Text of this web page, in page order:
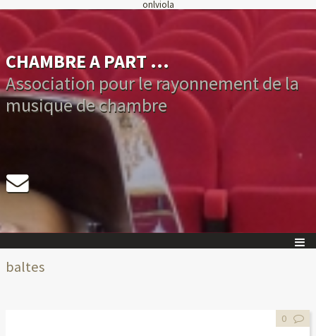
onlviola
CHAMBRE A PART ...
Association pour le rayonnement de la
musique de chambre
baltes
0